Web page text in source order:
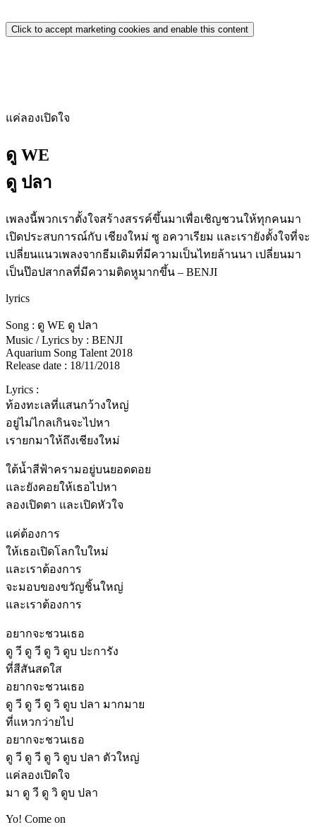
Click to accept marketing cookies and enable this content
แค่ลองเปิดใจ
ดู WE
ดู ปลา
เพลงนี้พวกเราตั้งใจสร้างสรรค์ขึ้นมาเพื่อเชิญชวนให้ทุกคนมา
เปิดประสบการณ์กับ เชียงใหม่ ซู อควาเรียม และเรายังตั้งใจที่จะ
เปลี่ยนแนวเพลงจากธีมเดิมที่มีความเป็นไทยล้านนา เปลี่ยนมา
เป็นป๊อปสากลที่มีความติดหูมากขึ้น – BENJI
lyrics
Song : ดู WE ดู ปลา
Music / Lyrics by : BENJI
Aquarium Song Talent 2018
Release date : 18/11/2018
Lyrics :
ท้องทะเลที่แสนกว้างใหญ่
อยู่ไม่ไกลเกินจะไปหา
เรายกมาให้ถึงเชียงใหม่
ใต้น้ำสีฟ้าครามอยู่บนยอดดอย
และยังคอยให้เธอไปหา
ลองเปิดตา และเปิดหัวใจ
แค่ต้องการ
ให้เธอเปิดโลกใบใหม่
และเราต้องการ
จะมอบของขวัญชิ้นใหญ่
และเราต้องการ
อยากจะชวนเธอ
ดู วี ดู วี ดู วิ ดูบ ปะการัง
ที่สีสันสดใส
อยากจะชวนเธอ
ดู วี ดู วี ดู วิ ดูบ ปลา มากมาย
ที่แหวกว่ายไป
อยากจะชวนเธอ
ดู วี ดู วี ดู วิ ดูบ ปลา ตัวใหญ่
แค่ลองเปิดใจ
มา ดู วี ดู วิ ดูบ ปลา
Yo! Come on